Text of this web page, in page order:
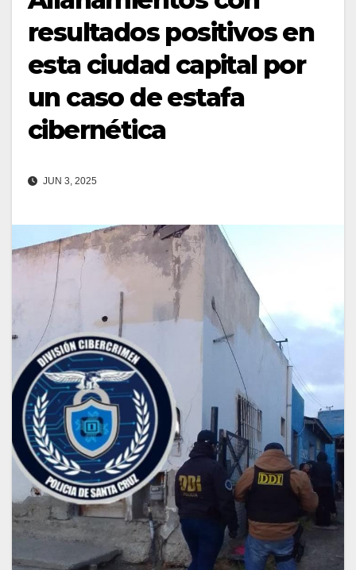
resultados positivos en
esta ciudad capital por
un caso de estafa
cibernética
JUN 3, 2025